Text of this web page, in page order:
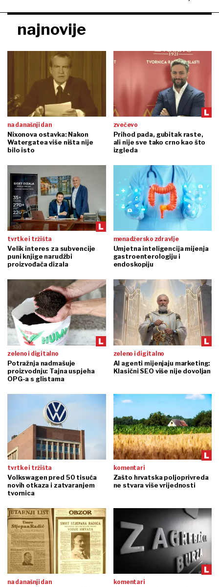
najnovije
na današnji dan
Nixonova ostavka: Nakon
Watergatea više ništa nije
bilo isto
zvečevo
Prihod pada, gubitak raste,
ali nije sve tako crno kao što
izgleda
tvrtke i tržišta
Velik interes za subvencije
puni knjige narudžbi
proizvođača dizala
menadžersko zdravlje
Umjetna inteligencija mijenja
gastroenterologiju i
endoskopiju
zeleno i digitalno
Potražnja nadmašuje
proizvodnju: Tajna uspjeha
OPG-a s glistama
zeleno i digitalno
AI agenti mijenjaju marketing:
Klasični SEO više nije dovoljan
tvrtke i tržišta
Volkswagen pred 50 tisuća
novih otkaza i zatvaranjem
tvornica
komentari
Zašto hrvatska poljoprivreda
ne stvara više vrijednosti
na današnji dan komentari